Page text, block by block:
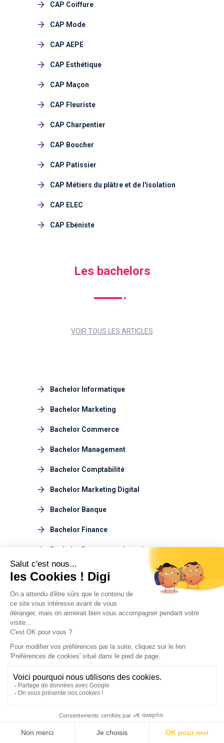
CAP Coiffure
CAP Mode
CAP AEPE
CAP Esthétique
CAP Maçon
CAP Fleuriste
CAP Charpentier
CAP Boucher
CAP Patissier
CAP Métiers du plâtre et de l'isolation
CAP ELEC
CAP Ebéniste
Les bachelors
VOIR TOUS LES ARTICLES
Bachelor Informatique
Bachelor Marketing
Bachelor Commerce
Bachelor Management
Bachelor Comptabilité
Bachelor Marketing Digital
Bachelor Banque
Bachelor Finance
Bachelor Ressources humaines
Bachelor Management du sport
Bachelor Design
Bachelor Environnement
Bachelor Marketing du luxe
Voir tous les Bachelors